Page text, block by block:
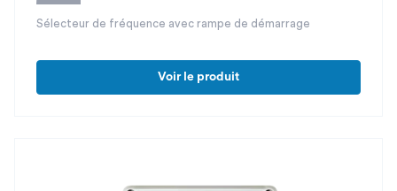
Sélecteur de fréquence avec rampe de démarrage
Voir le produit